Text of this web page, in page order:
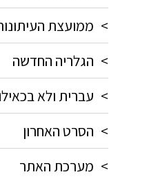
> ממועצת
> הגלריה החדשה
> עברית ולא
> הסרט האחרון
> מערכת האתר